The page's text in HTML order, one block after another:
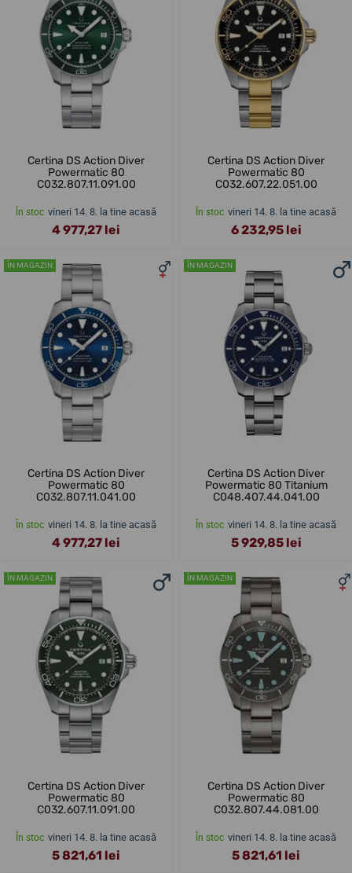
Certina DS Action Diver
Powermatic 80
C032.807.11.091.00
În stoc vineri 14. 8. la tine acasă
4 977,27 lei
Certina DS Action Diver
Powermatic 80
C032.607.22.051.00
În stoc vineri 14. 8. la tine acasă
6 232,95 lei
ÎN MAGAZIN
Certina DS Action Diver
Powermatic 80
C032.807.11.041.00
În stoc vineri 14. 8. la tine acasă
4 977,27 lei
ÎN MAGAZIN
Certina DS Action Diver
Powermatic 80 Titanium
C048.407.44.041.00
În stoc vineri 14. 8. la tine acasă
5 929,85 lei
ÎN MAGAZIN
Certina DS Action Diver
Powermatic 80
C032.607.11.091.00
În stoc vineri 14. 8. la tine acasă
5 821,61 lei
ÎN MAGAZIN
Certina DS Action Diver
Powermatic 80
C032.807.44.081.00
În stoc vineri 14. 8. la tine acasă
5 821,61 lei